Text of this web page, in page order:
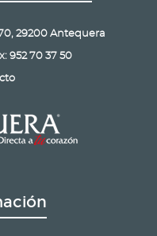
29200 Antequera
952 70 37 50